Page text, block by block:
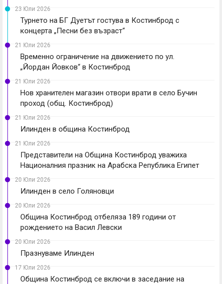
23 Юли 2026
Турнето на БГ Дуетът гостува в Костинброд с
концерта „Песни без възраст“
21 Юли 2026
Временно ограничение на движението по ул.
„Йордан Йовков“ в Костинброд
21 Юли 2026
Нов хранителен магазин отвори врати в село Бучин
проход (общ. Костинброд)
21 Юли 2026
Илинден в община Костинброд
21 Юли 2026
Представители на Община Костинброд уважиха
Националния празник на Арабска Република Египет
20 Юли 2026
Илинден в село Голяновци
20 Юли 2026
Община Костинброд отбеляза 189 години от
рождението на Васил Левски
20 Юли 2026
Празнуваме Илинден
17 Юли 2026
Община Костинброд се включи в заседание на